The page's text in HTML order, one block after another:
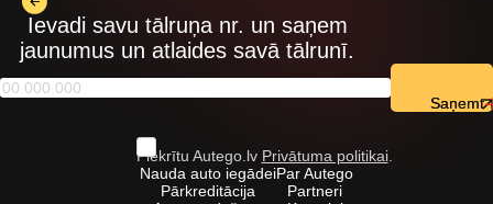
Ievadi savu tālruņa nr. un saņem
jaunumus un atlaides savā tālrunī.
Piekrītu Autego.lv Privātuma politikai.
Nauda auto iegādei
Pārkreditācija
Par Autego
Partneri